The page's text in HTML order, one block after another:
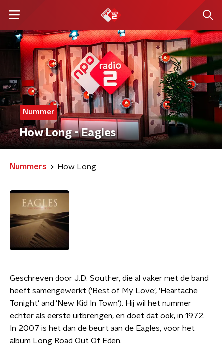
Nummer
How Long - Eagles
Nummers How Long
Geschreven door J.D. Souther, die al vaker met de band
heeft samengewerkt ('Best of My Love', 'Heartache
Tonight' and 'New Kid In Town'). Hij wil het nummer
echter als eerste uitbrengen, en doet dat ook, in 1972.
In 2007 is het dan de beurt aan de Eagles, voor het
album Long Road Out Of Eden.